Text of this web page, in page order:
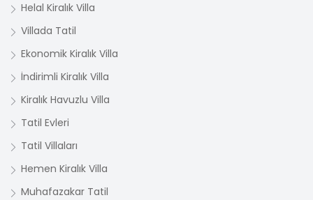
Helal Kiralık Villa
Villada Tatil
Ekonomik Kiralık Villa
İndirimli Kiralık Villa
Kiralık Havuzlu Villa
Tatil Evleri
Tatil Villaları
Hemen Kiralık Villa
Muhafazakar Tatil